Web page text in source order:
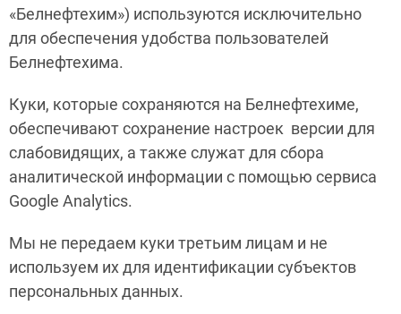
«Белнефтехим») используются исключительно
для обеспечения удобства пользователей
Белнефтехима.
Куки, которые сохраняются на Белнефтехиме,
обеспечивают сохранение настроек версии для
слабовидящих, а также служат для сбора
аналитической информации c помощью сервиса
Google Analytics.
Мы не передаем куки третьим лицам и не
используем их для идентификации субъектов
персональных данных.